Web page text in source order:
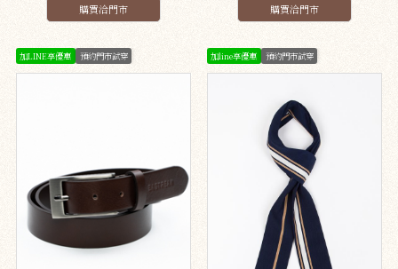
購買洽門市 購買洽門市
加LINE享優惠 預約門市試穿 加line享優惠 預約門市試穿